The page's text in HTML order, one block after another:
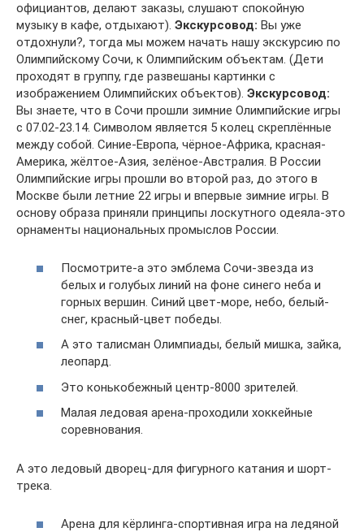
официантов, делают заказы, слушают спокойную
музыку в кафе, отдыхают). Экскурсовод: Вы уже
отдохнули?, тогда мы можем начать нашу экскурсию по
Олимпийскому Сочи, к Олимпийским объектам. (Дети
проходят в группу, где развешаны картинки с
изображением Олимпийских объектов). Экскурсовод:
Вы знаете, что в Сочи прошли зимние Олимпийские игры
с 07.02-23.14. Символом является 5 колец скреплённые
между собой. Синие-Европа, чёрное-Африка, красная-
Америка, жёлтое-Азия, зелёное-Австралия. В России
Олимпийские игры прошли во второй раз, до этого в
Москве были летние 22 игры и впервые зимние игры. В
основу образа приняли принципы лоскутного одеяла-это
орнаменты национальных промыслов России.
Посмотрите-а это эмблема Сочи-звезда из
белых и голубых линий на фоне синего неба и
горных вершин. Синий цвет-море, небо, белый-
снег, красный-цвет победы.
А это талисман Олимпиады, белый мишка, зайка,
леопард.
Это конькобежный центр-8000 зрителей.
Малая ледовая арена-проходили хоккейные
соревнования.
А это ледовый дворец-для фигурного катания и шорт-
трека.
Арена для кёрлинга-спортивная игра на ледяной